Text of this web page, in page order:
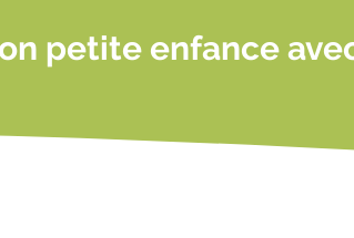
petite enfance